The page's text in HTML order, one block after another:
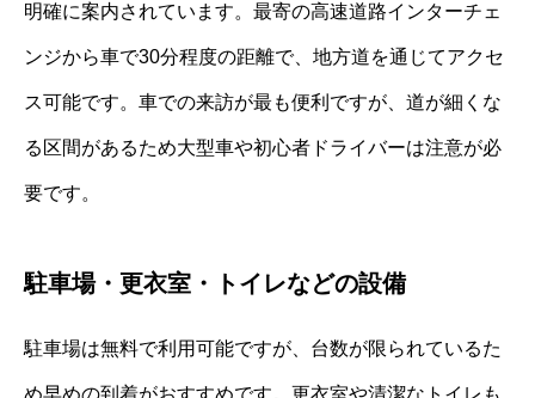
明確に案内されています。最寄の高速道路インターチェ
ンジから車で30分程度の距離で、地方道を通じてアクセ
ス可能です。車での来訪が最も便利ですが、道が細くな
る区間があるため大型車や初心者ドライバーは注意が必
要です。
駐車場・更衣室・トイレなどの設備
駐車場は無料で利用可能ですが、台数が限られているた